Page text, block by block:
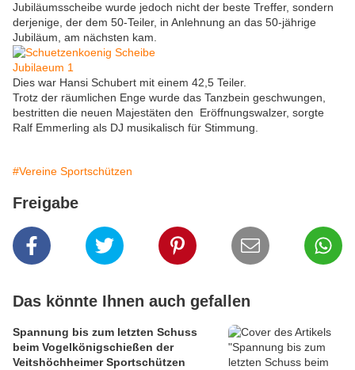
Jubiläumsscheibe wurde jedoch nicht der beste Treffer, sondern
derjenige, der dem 50-Teiler, in Anlehnung an das 50-jährige
Jubiläum, am nächsten kam.
Dies war Hansi Schubert mit einem 42,5 Teiler.
Trotz der räumlichen Enge wurde das Tanzbein geschwungen,
bestritten die neuen Majestäten den Eröffnungswalzer, sorgte
Ralf Emmerling als DJ musikalisch für Stimmung.
#Vereine Sportschützen
Freigabe
Das könnte Ihnen auch gefallen
Spannung bis zum letzten Schuss
beim Vogelkönigschießen der
Veitshöchheimer Sportschützen